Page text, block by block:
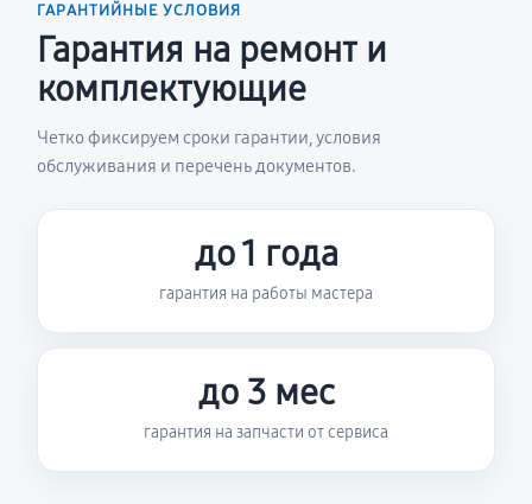
ГАРАНТИЙНЫЕ УСЛОВИЯ
Гарантия на ремонт и
комплектующие
Четко фиксируем сроки гарантии, условия
обслуживания и перечень документов.
до 1 года
гарантия на работы мастера
до 3 мес
гарантия на запчасти от сервиса